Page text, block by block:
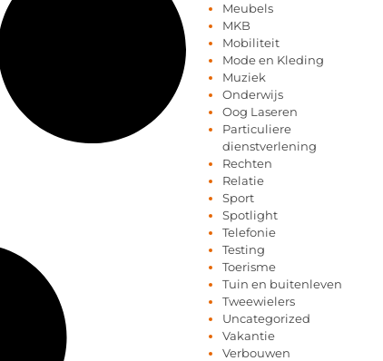
Meubels
MKB
Mobiliteit
Mode en Kleding
Muziek
Onderwijs
Oog Laseren
Particuliere
dienstverlening
Rechten
Relatie
Sport
Spotlight
Telefonie
Testing
Toerisme
Tuin en buitenleven
Tweewielers
Uncategorized
Vakantie
Verbouwen